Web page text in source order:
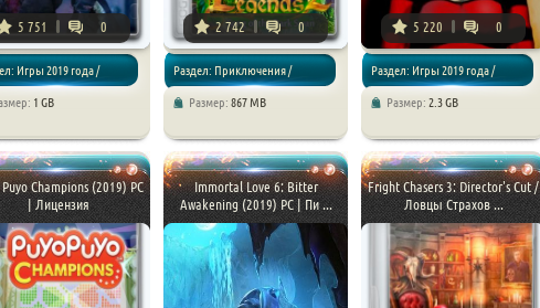
5 751 0
Игры 2019 года /
1 GB
2 742 0
Раздел: Приключения /
Размер: 867 MB
5 220 0
Раздел: Игры 2019 года /
Размер: 2.3 GB
Champions (2019) PC
| Лицензия
Immortal Love 6: Bitter
Awakening (2019) PC | Пи ...
Fright Chasers 3: Director's Cut /
Ловцы Страхов ...